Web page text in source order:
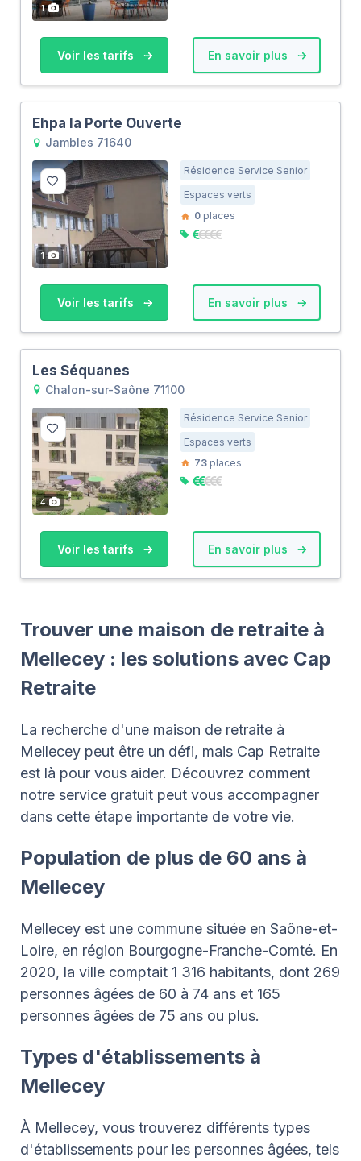
1
Voir les tarifs En savoir plus
Ehpa la Porte Ouverte
Jambles 71640
1
Résidence Service Senior
Espaces verts
0 places
Voir les tarifs En savoir plus
Les Séquanes
Chalon-sur-Saône 71100
4
Résidence Service Senior
Espaces verts
73 places
Voir les tarifs En savoir plus
Trouver une maison de retraite à
Mellecey : les solutions avec Cap
Retraite
La recherche d'une maison de retraite à
Mellecey peut être un défi, mais Cap Retraite
est là pour vous aider. Découvrez comment
notre service gratuit peut vous accompagner
dans cette étape importante de votre vie.
Population de plus de 60 ans à
Mellecey
Mellecey est une commune située en Saône-et-
Loire, en région Bourgogne-Franche-Comté. En
2020, la ville comptait 1 316 habitants, dont 269
personnes âgées de 60 à 74 ans et 165
personnes âgées de 75 ans ou plus.
Types d'établissements à
Mellecey
À Mellecey, vous trouverez différents types
d'établissements pour les personnes âgées, tels